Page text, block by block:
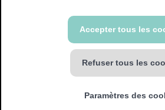
Conditions
Politique en matière de
Déclaration
Déclaration de confidentialité
Commencer par
Demander votre séance
Accepter tous les
Refuser tous les
Paramètres des